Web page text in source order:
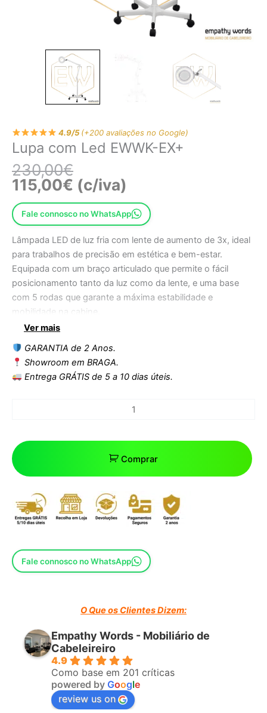
4.9/5(+200 avaliações no Google)
Lupa com Led EWWK-EX+
230,00€
115,00€ (c/iva)
Fale connosco no WhatsApp
Lâmpada LED de luz fria com lente de aumento de 3x, ideal
para trabalhos de precisão em estética e bem-estar.
Equipada com um braço articulado que permite o fácil
posicionamento tanto da luz como da lente, e uma base
com 5 rodas que garante a máxima estabilidade e
mobilidade na cabine.
Ver mais
GARANTIA de 2 Anos.
Showroom em BRAGA.
Entrega GRÁTIS de 5 a 10 dias úteis.
Comprar
Fale connosco no WhatsApp
O Que os Clientes Dizem:
Empathy Words - Mobiliário de
Cabeleireiro
4.9
Como base em 201 críticas
powered by Google
review us on